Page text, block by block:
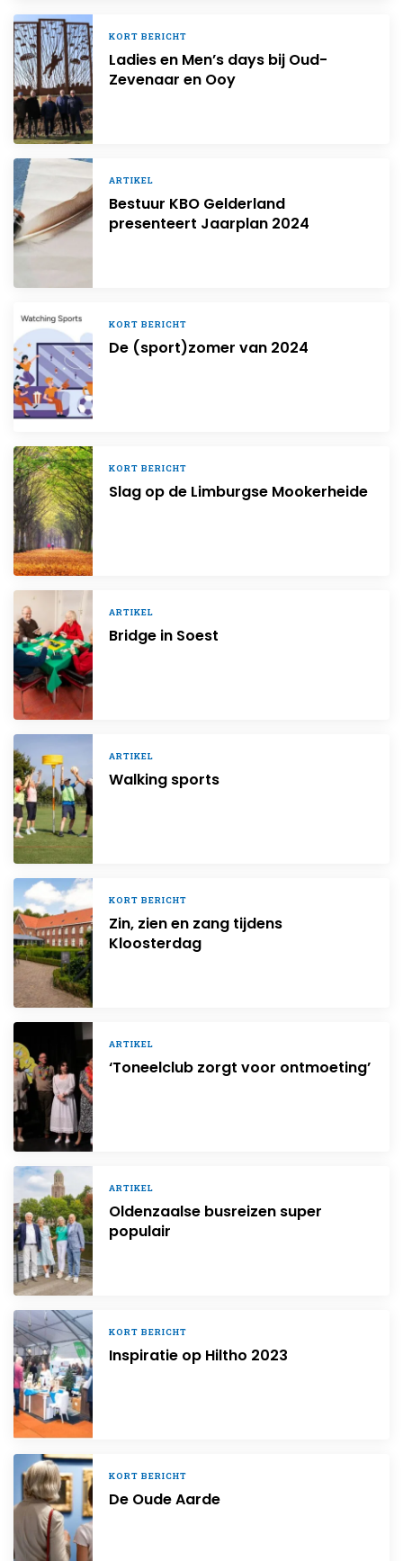
KORT BERICHT
Ladies en Men’s days bij Oud-
Zevenaar en Ooy
ARTIKEL
Bestuur KBO Gelderland
presenteert Jaarplan 2024
KORT BERICHT
De (sport)zomer van 2024
KORT BERICHT
Slag op de Limburgse Mookerheide
ARTIKEL
Bridge in Soest
ARTIKEL
Walking sports
KORT BERICHT
Zin, zien en zang tijdens
Kloosterdag
ARTIKEL
‘Toneelclub zorgt voor ontmoeting’
ARTIKEL
Oldenzaalse busreizen super
populair
KORT BERICHT
Inspiratie op Hiltho 2023
KORT BERICHT
De Oude Aarde